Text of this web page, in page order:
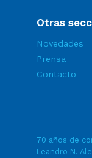
Otras
Novedades
Prensa
Contacto
70 años de
Leandro N.